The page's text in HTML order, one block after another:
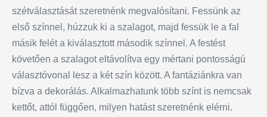
szétválasztását szeretnénk megvalósítani. Fessünk az
első színnel, húzzuk ki a szalagot, majd fessük le a fal
másik felét a kiválasztott második színnel. A festést
követően a szalagot eltávolítva egy mértani pontosságú
választóvonal lesz a két szín között. A fantáziánkra van
bízva a dekorálás. Alkalmazhatunk több színt is nemcsak
kettőt, attól függően, milyen hatást szeretnénk elérni.